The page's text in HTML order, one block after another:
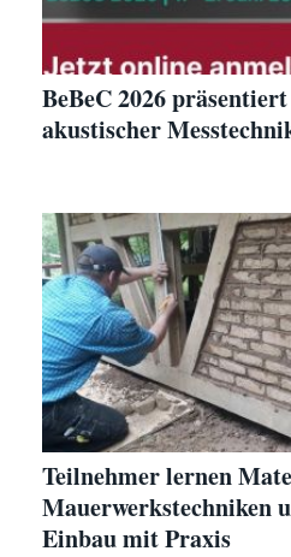
BeBeC 2026
akustischer
Teilnehmer lernen
Mauerwerkstechniken
Einbau mit Praxis